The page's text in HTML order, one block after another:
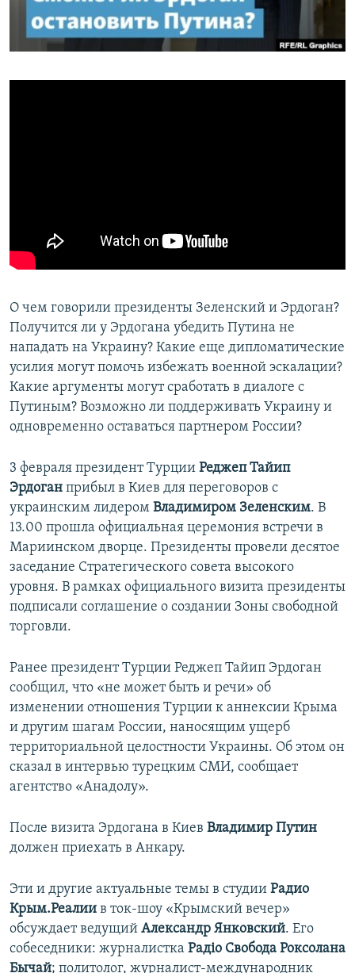
ПОБЕДИТЕЛЕЙ НЕ СУДЯТ?
КРЫМ.НЕПОКОРЕННЫЙ
ПРИСОЕДИНЯЙТЕСЬ!
О чем говорили президенты Зеленский и Эрдоган?
Получится ли у Эрдогана убедить Путина не
нападать на Украину? Какие еще дипломатические
усилия могут помочь избежать военной эскалации?
Какие аргументы могут сработать в диалоге с
Путиным? Возможно ли поддерживать Украину и
одновременно оставаться партнером России?
3 февраля президент Турции Реджеп Тайип
Эрдоган прибыл в Киев для переговоров с
украинским лидером Владимиром Зеленским. В
13.00 прошла официальная церемония встречи в
Мариинском дворце. Президенты провели десятое
заседание Стратегического совета высокого
уровня. В рамках официального визита президенты
подписали соглашение о создании Зоны свободной
торговли.
Ранее президент Турции Реджеп Тайип Эрдоган
сообщил, что «не может быть и речи» об
изменении отношения Турции к аннексии Крыма
и другим шагам России, наносящим ущерб
территориальной целостности Украины. Об этом он
сказал в интервью турецким СМИ, сообщает
агентство «Анадолу».
После визита Эрдогана в Киев Владимир Путин
должен приехать в Анкару.
Эти и другие актуальные темы в студии Радио
Крым.Реалии в ток-шоу «Крымский вечер»
обсуждает ведущий Александр Янковский. Его
собеседники: журналистка Радіо Свобода Роксолана
Бычай; политолог, журналист-международник